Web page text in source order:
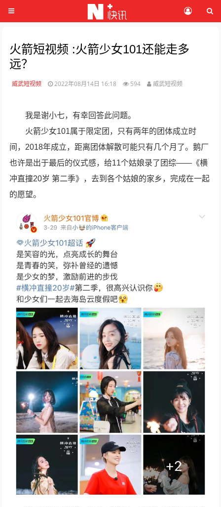
火箭短视频 :火箭少女101还能走多
远？
威武短视频 2022年08月14日 16:18 594 威武短视频
我是谢小七，有幸回答此问题。
火箭少女101属于限定团，只有两年的团体成立时
间，2018年成立，距离团体解散可能只有几个月了。鹅厂
也许是出于最后的仪式感，给11个姑娘录了团综——《横
冲直撞20岁 第二季》，去到各个姑娘的家乡，完成在一起
的愿望。